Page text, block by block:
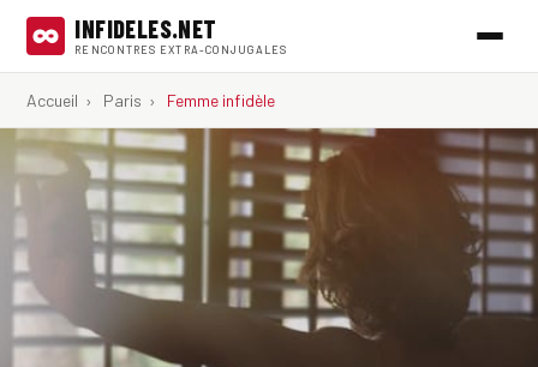
INFIDELES.NET
RENCONTRES EXTRA-CONJUGALES
Accueil › Paris › Femme infidèle